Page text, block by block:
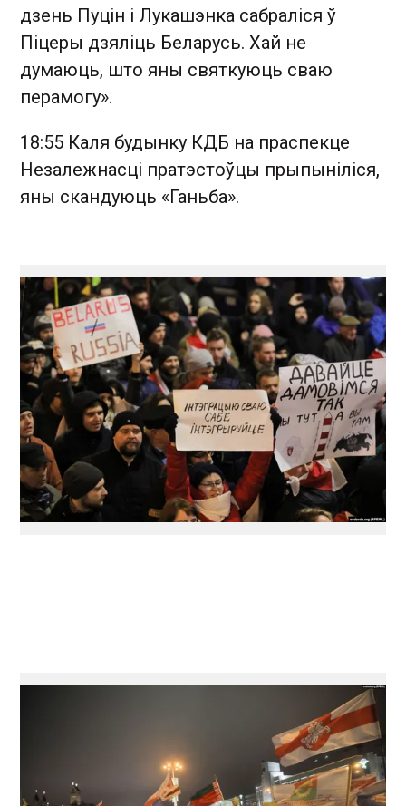
дзень Пуцін і Лукашэнка сабраліся ў
Піцеры дзяліць Беларусь. Хай не
думаюць, што яны святкуюць сваю
перамогу».
18:55 Каля будынку КДБ на праспекце
Незалежнасці пратэстоўцы прыпыніліся,
яны скандуюць «Ганьба».